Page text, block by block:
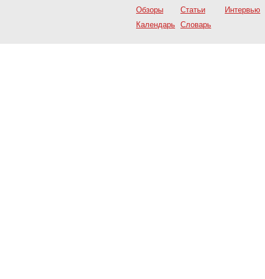
Обзоры
Статьи
Интервью
Календарь Словарь